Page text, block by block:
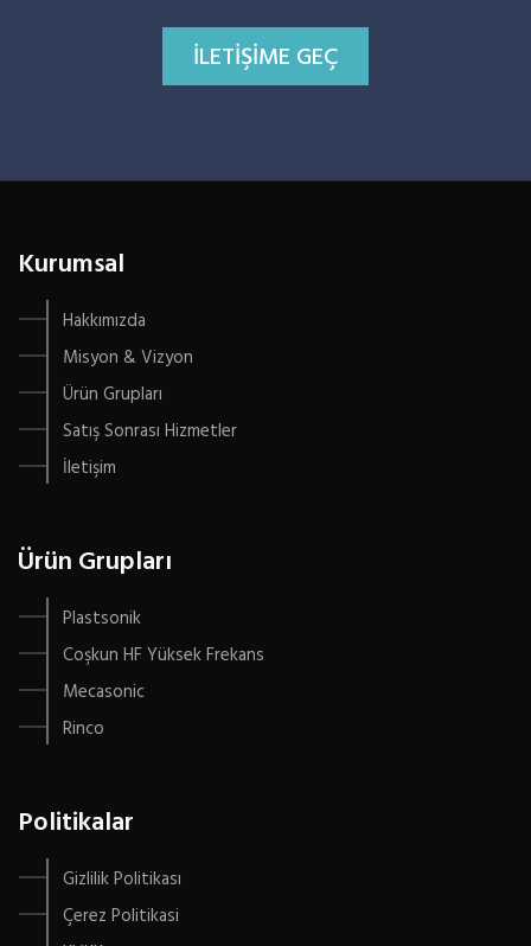
İLETIŞIME GEÇ
Kurumsal
Hakkımızda
Misyon & Vizyon
Ürün Grupları
Satış Sonrası Hizmetler
İletişim
Ürün Grupları
Plastsonik
Coşkun HF Yüksek Frekans
Mecasonic
Rinco
Politikalar
Gizlilik Politikası
Çerez Politikasi